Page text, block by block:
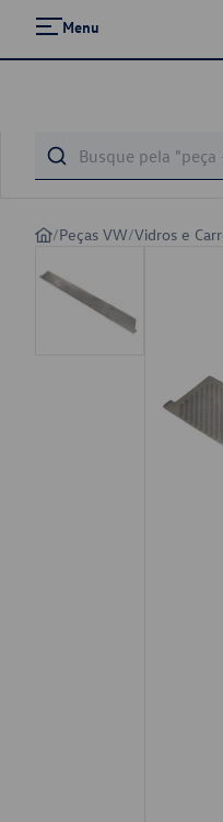
Menu
/Peças VW/Vidros e